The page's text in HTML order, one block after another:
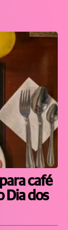
café
Dia dos